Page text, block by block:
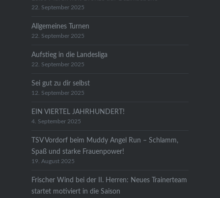
22. September 2025
Allgemeines Turnen
22. September 2025
Aufstieg in die Landesliga
22. September 2025
Sei gut zu dir selbst
12. September 2025
EIN VIERTEL JAHRHUNDERT!
4. September 2025
TSV Vordorf beim Muddy Angel Run – Schlamm,
Spaß und starke Frauenpower!
19. August 2025
Frischer Wind bei der II. Herren: Neues Trainerteam
startet motiviert in die Saison